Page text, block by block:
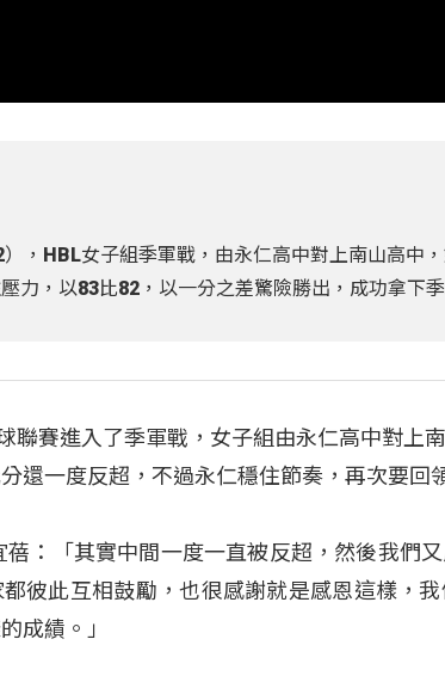
，HBL女子組季軍戰，由永仁高中對上南山高中
力，以83比82，以一分之差驚險勝出，成功拿下
聯賽進入了季軍戰，女子組由永仁高中對上
還一度反超，不過永仁穩住節奏，再次要回
蓓：「其實中間一度一直被反超，然後我們
彼此互相鼓勵，也很感謝就是感恩這樣，
成績。」